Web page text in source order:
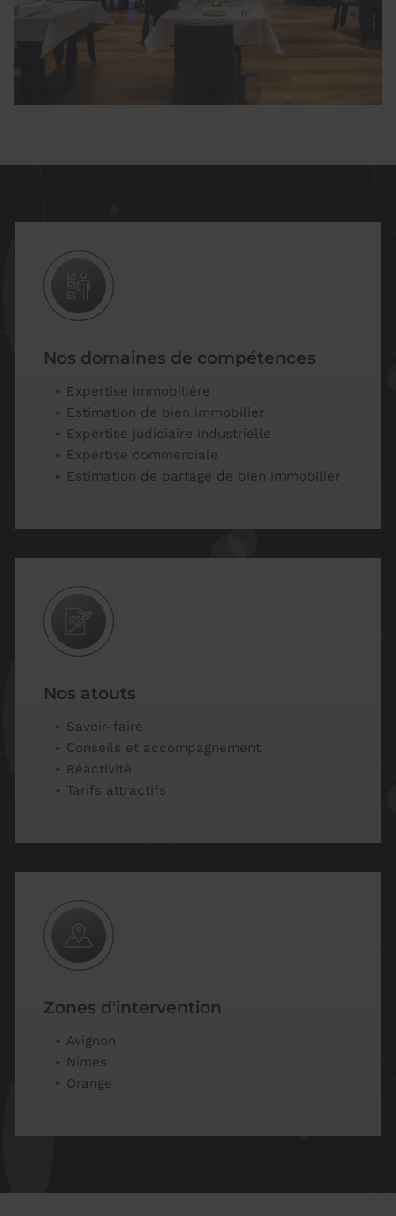
Nos domaines de compétences
Expertise immobilière
Estimation de bien immobilier
Expertise judiciaire industrielle
Expertise commerciale
Estimation de partage de bien immobilier
Nos atouts
Savoir-faire
Conseils et accompagnement
Réactivité
Tarifs attractifs
Zones d'intervention
Avignon
Nîmes
Orange